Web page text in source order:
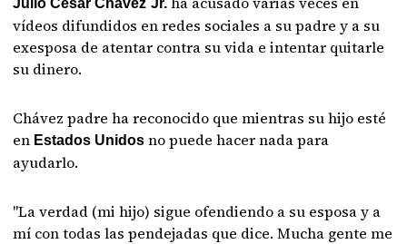
Julio César Chávez´Jr.
vídeos difundidos en redes sociales a su padre y a su
exesposa de atentar contra su vida e intentar quitarle
su dinero.
Chávez padre ha reconocido que mientras su hijo esté
en Estados Unidos no puede hacer nada para
ayudarlo.
"La verdad (mi hijo) sigue ofendiendo a su esposa y a
mí con todas las pendejadas que dice. Mucha gente me